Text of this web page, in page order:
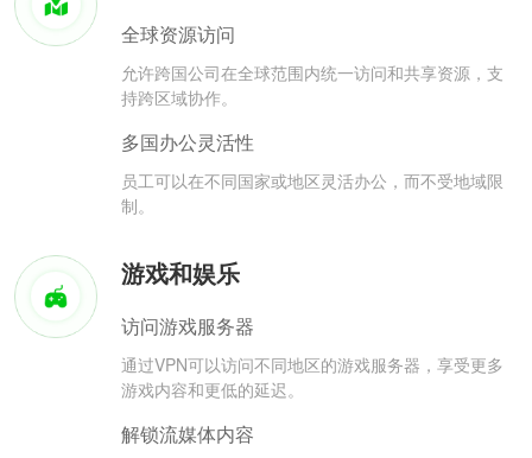
全球资源访问
允许跨国公司在全球范围内统一访问和共享资源，支
持跨区域协作。
多国办公灵活性
员工可以在不同国家或地区灵活办公，而不受地域限
制。
游戏和娱乐
访问游戏服务器
通过VPN可以访问不同地区的游戏服务器，享受更多
游戏内容和更低的延迟。
解锁流媒体内容